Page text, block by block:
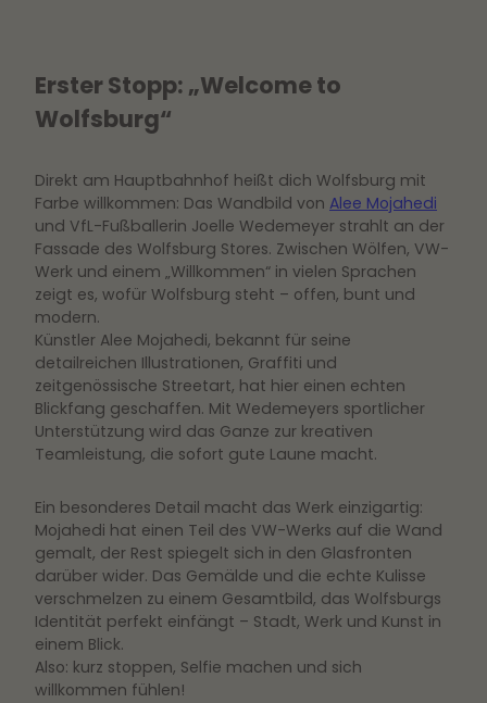
Erster Stopp: „Welcome to
Wolfsburg“
Direkt am Hauptbahnhof heißt dich Wolfsburg mit
Farbe willkommen: Das Wandbild von Alee Mojahedi
und VfL-Fußballerin Joelle Wedemeyer strahlt an der
Fassade des Wolfsburg Stores. Zwischen Wölfen, VW-
Werk und einem „Willkommen“ in vielen Sprachen
zeigt es, wofür Wolfsburg steht – offen, bunt und
modern.
Künstler Alee Mojahedi, bekannt für seine
detailreichen Illustrationen, Graffiti und
zeitgenössische Streetart, hat hier einen echten
Blickfang geschaffen. Mit Wedemeyers sportlicher
Unterstützung wird das Ganze zur kreativen
Teamleistung, die sofort gute Laune macht.
Ein besonderes Detail macht das Werk einzigartig:
Mojahedi hat einen Teil des VW-Werks auf die Wand
gemalt, der Rest spiegelt sich in den Glasfronten
darüber wider. Das Gemälde und die echte Kulisse
verschmelzen zu einem Gesamtbild, das Wolfsburgs
Identität perfekt einfängt – Stadt, Werk und Kunst in
einem Blick.
Also: kurz stoppen, Selfie machen und sich
willkommen fühlen!